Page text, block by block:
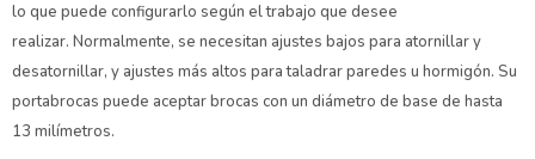
lo que puede configurarlo según el trabajo que desee
realizar. Normalmente, se necesitan ajustes bajos para atornillar y
desatornillar, y ajustes más altos para taladrar paredes u hormigón. Su
portabrocas puede aceptar brocas con un diámetro de base de hasta
13 milímetros.